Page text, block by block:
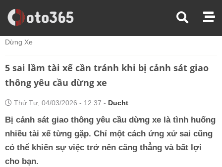
Trang Chủ
Mua Bán Xe
Dừng Xe
5 sai lầm tài xế cần tránh khi bị cảnh sát giao
thông yêu cầu dừng xe
Thứ Tư, 04/03/2026 - 12:37 - Ducht
Bị cảnh sát giao thông yêu cầu dừng xe là tình huống
nhiều tài xế từng gặp. Chỉ một cách ứng xử sai cũng
có thể khiến sự việc trở nên căng thẳng và bất lợi
cho bạn.